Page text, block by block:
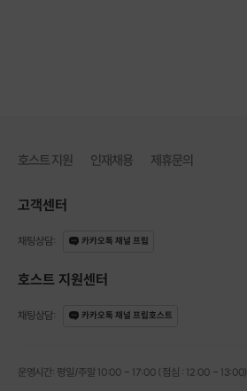
호스트 지원 인재채용 제휴문의
고객센터
채팅상담: 카카오톡 채널 프립
호스트 지원센터
채팅상담: 카카오톡 채널 프립호스트
운영시간: 평일/주말 10:00 - 17:00 (점심 : 12:00 - 13:00)